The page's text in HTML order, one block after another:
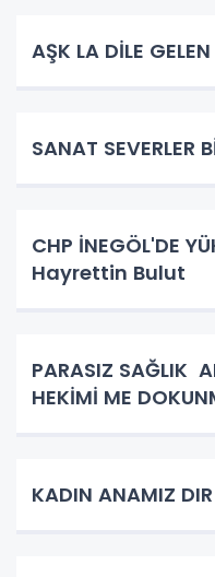
AŞK LA DİLE
CHP İNEGÖL'DE
Hayrettin Bulut
PARASIZ SAĞLIK
HEKİMİ ME
KADIN ANAMIZ DIR